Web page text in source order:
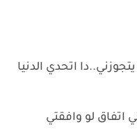
اتحدي الدنيا
لو وافقتي